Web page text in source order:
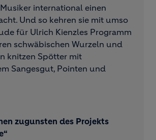
international einen
Und so kehren sie mit umso
für Ulrich Kienzles Programm
schwäbischen Wurzeln und
knitzen Spötter mit
Sangesgut, Pointen und
zugunsten des Projekts